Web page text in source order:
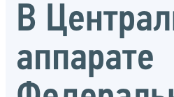
В
аппарате